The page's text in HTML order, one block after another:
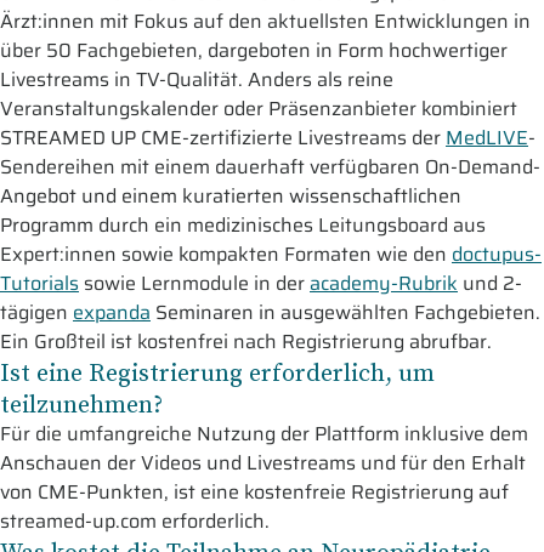
Ärzt:innen mit Fokus auf den aktuellsten Entwicklungen in
über 50 Fachgebieten, dargeboten in Form hochwertiger
Livestreams in TV-Qualität. Anders als reine
Veranstaltungskalender oder Präsenzanbieter kombiniert
STREAMED UP CME-zertifizierte Livestreams derMedLIVE-
Sendereihen mit einem dauerhaft verfügbaren On-Demand-
Angebot und einem kuratierten wissenschaftlichen
Programm durch ein medizinisches Leitungsboard aus
Expert:innen sowie kompakten Formaten wie den doctupus-
Tutorials sowie Lernmodule in deracademy-Rubrik und 2-
tägigen expanda Seminaren in ausgewählten Fachgebieten.
Ein Großteil ist kostenfrei nach Registrierung abrufbar.
Ist eine Registrierung erforderlich, um
teilzunehmen?
Für die umfangreiche Nutzung der Plattform inklusive dem
Anschauen der Videos und Livestreams und für den Erhalt
von CME-Punkten, ist eine kostenfreie Registrierung auf
streamed-up.com erforderlich.